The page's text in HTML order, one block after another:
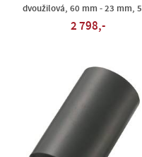
dvoužilová, 60 mm - 23 mm,
2 798,-